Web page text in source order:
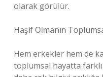
olarak görülür.
Haşif Olmanın
Hem erkekler hem de
toplumsal hayatta